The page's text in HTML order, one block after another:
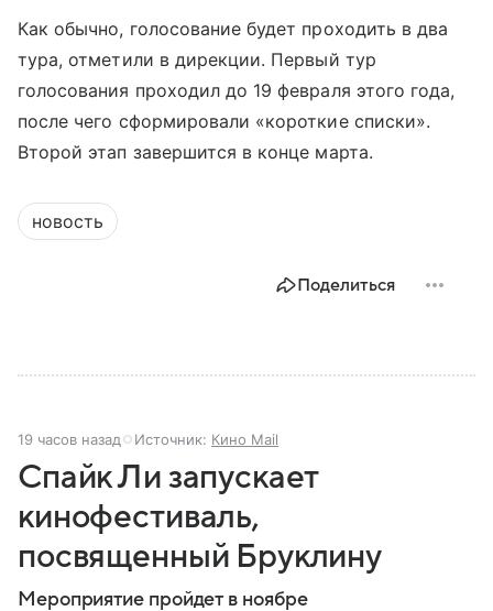
Как обычно, голосование будет проходить в два
тура, отметили в дирекции. Первый тур
голосования проходил до 19 февраля этого года,
после чего сформировали «короткие списки».
Второй этап завершится в конце марта.
новость
Поделиться
19 часов назад Источник: Кино Mail
Спайк Ли запускает
кинофестиваль,
посвященный Бруклину
Мероприятие пройдет в ноябре